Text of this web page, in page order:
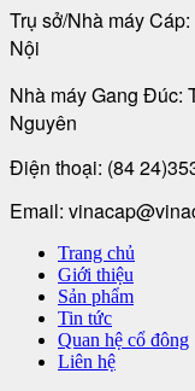
Trụ sở/Nhà máy
Nội
Nhà máy Gang Đúc:
Nguyên
Điện thoại: (84
Email:
Trang chủ
Giới thiệu
Sản phẩm
Tin tức
Quan hệ cổ đông
Liên hệ